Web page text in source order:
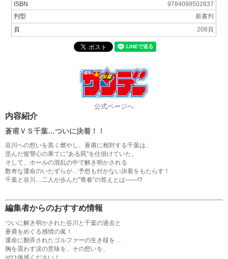
ISBN
9784098502837
判型
新書判
頁
208頁
公式ページへ
内容紹介
蒼甫ＶＳ千葉…ついに決着！！
谷川への想いを黒く燃やし、蒼甫に相対する千葉は、
歪んだ復讐心の果てに"ある罠"を仕掛けていた。
そして、ホールの混乱の中で解き明かされる
数奇な運命のいたずらが…予想も付かない決着をもたらす！
千葉と谷川…二人が歩んだ"青春"の答えとは――!?
編集者からのおすすめ情報
ついに解き明かされた谷川と千葉の過去と
蒼甫をめぐる感情の嵐！
運命に翻弄されたゴルファーの生き様を…
胸を震わす涙の意味を、その想いを、
ぜひ体感ください！